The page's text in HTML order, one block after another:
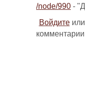
/node/990 -
Войдите
комментарии